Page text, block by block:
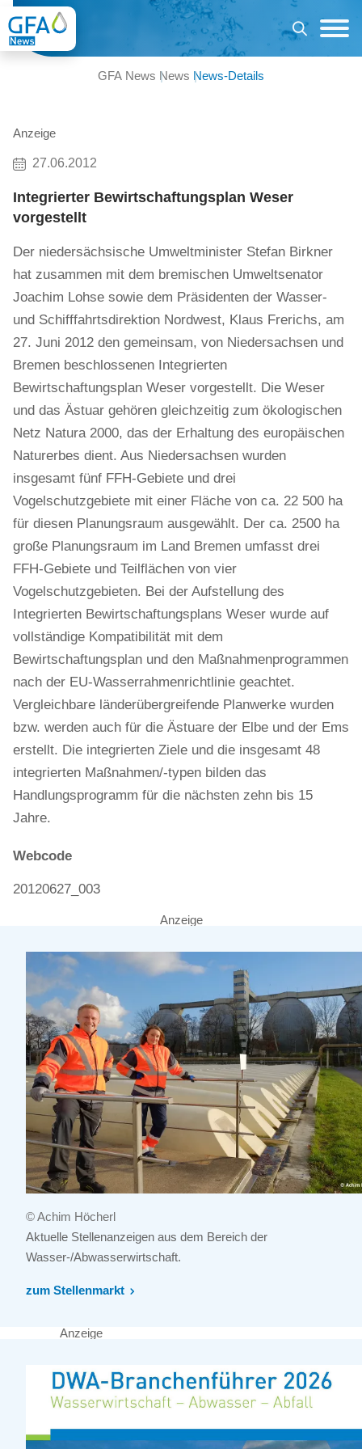
GFA News News News-Details
Anzeige
27.06.2012
Integrierter Bewirtschaftungsplan Weser
vorgestellt
Der niedersächsische Umweltminister Stefan Birkner
hat zusammen mit dem bremischen Umweltsenator
Joachim Lohse sowie dem Präsidenten der Wasser-
und Schifffahrtsdirektion Nordwest, Klaus Frerichs, am
27. Juni 2012 den gemeinsam, von Niedersachsen und
Bremen beschlossenen Integrierten
Bewirtschaftungsplan Weser vorgestellt. Die Weser
und das Ästuar gehören gleichzeitig zum ökologischen
Netz Natura 2000, das der Erhaltung des europäischen
Naturerbes dient. Aus Niedersachsen wurden
insgesamt fünf FFH-Gebiete und drei
Vogelschutzgebiete mit einer Fläche von ca. 22 500 ha
für diesen Planungsraum ausgewählt. Der ca. 2500 ha
große Planungsraum im Land Bremen umfasst drei
FFH-Gebiete und Teilflächen von vier
Vogelschutzgebieten. Bei der Aufstellung des
Integrierten Bewirtschaftungsplans Weser wurde auf
vollständige Kompatibilität mit dem
Bewirtschaftungsplan und den Maßnahmenprogrammen
nach der EU-Wasserrahmenrichtlinie geachtet.
Vergleichbare länderübergreifende Planwerke wurden
bzw. werden auch für die Ästuare der Elbe und der Ems
erstellt. Die integrierten Ziele und die insgesamt 48
integrierten Maßnahmen/-typen bilden das
Handlungsprogramm für die nächsten zehn bis 15
Jahre.
Webcode
20120627_003
Anzeige
© Achim Höcherl
Aktuelle Stellenanzeigen aus dem Bereich der
Wasser-/Abwasserwirtschaft.
zum Stellenmarkt
Anzeige